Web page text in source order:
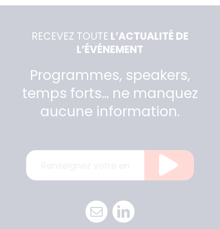
RECEVEZ TOUTE L’ACTUALITÉ DE
L’ÉVÉNEMENT
Programmes, speakers,
temps forts… ne manquez
aucune information.